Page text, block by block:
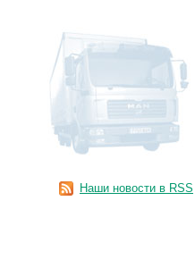
Наши новости в RSS